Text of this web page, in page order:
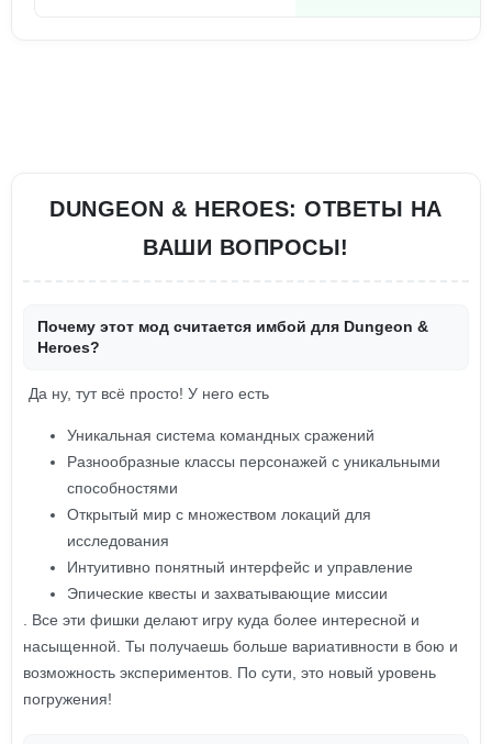
DUNGEON & HEROES: ОТВЕТЫ НА
ВАШИ ВОПРОСЫ!
Почему этот мод считается имбой для Dungeon &
Heroes?
Да ну, тут всё просто! У него есть
Уникальная система командных сражений
Разнообразные классы персонажей с уникальными
способностями
Открытый мир с множеством локаций для
исследования
Интуитивно понятный интерфейс и управление
Эпические квесты и захватывающие миссии
. Все эти фишки делают игру куда более интересной и
насыщенной. Ты получаешь больше вариативности в бою и
возможность экспериментов. По сути, это новый уровень
погружения!